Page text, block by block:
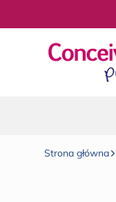
Strona główna